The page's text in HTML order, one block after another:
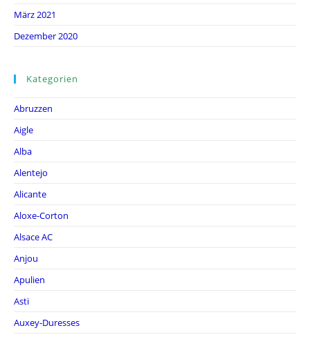
März 2021
Dezember 2020
Kategorien
Abruzzen
Aigle
Alba
Alentejo
Alicante
Aloxe-Corton
Alsace AC
Anjou
Apulien
Asti
Auxey-Duresses